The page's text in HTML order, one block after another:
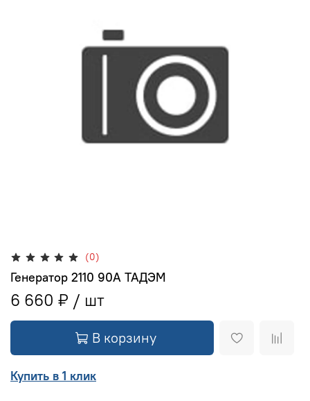
(0)
Генератор 2110 90А ТАДЭМ
6 660 ₽
В корзину
Купить в 1 клик